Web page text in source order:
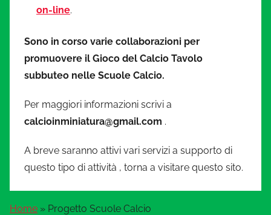
on-line.
Sono in corso varie collaborazioni per
promuovere il Gioco del Calcio Tavolo
subbuteo nelle Scuole Calcio.
Per maggiori informazioni scrivi a
calcioinminiatura@gmail.com .
A breve saranno attivi vari servizi a supporto di
questo tipo di attività , torna a visitare questo sito.
Home » Progetto Scuole Calcio